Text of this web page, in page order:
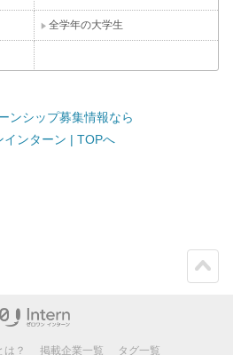
全学年の大学生
ンシップ募集情報なら
インターン | TOPへ
は？ 掲載企業一覧 タグ一覧